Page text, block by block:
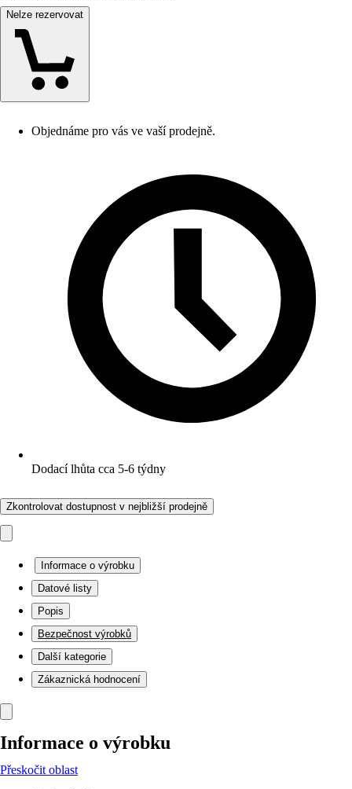
Nelze rezervovat
Objednáme pro vás ve vaší prodejně.
Dodací lhůta cca 5-6 týdny
Zkontrolovat dostupnost v nejbližší prodejně
Informace o výrobku
Datové listy
Popis
Bezpečnost výrobků
Další kategorie
Zákaznická hodnocení
Informace o výrobku
Přeskočit oblast